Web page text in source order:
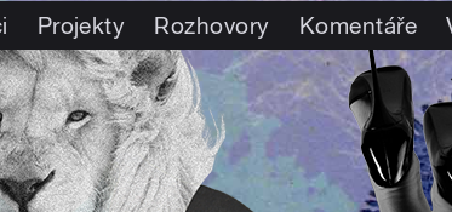
Projekty Rozhovory Komentáře